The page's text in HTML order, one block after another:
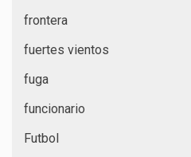
frontera
fuertes vientos
fuga
funcionario
Futbol